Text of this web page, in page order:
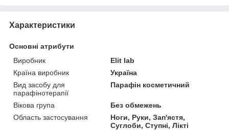
Характеристики
Основні атрибути
Виробник
Elit lab
Країна виробник
Україна
Вид засобу для
парафінотерапії
Парафін косметичний
Вікова група
Без обмежень
Область застосування
Ноги, Руки, Зап'ястя,
Суглоби, Ступні, Лікті